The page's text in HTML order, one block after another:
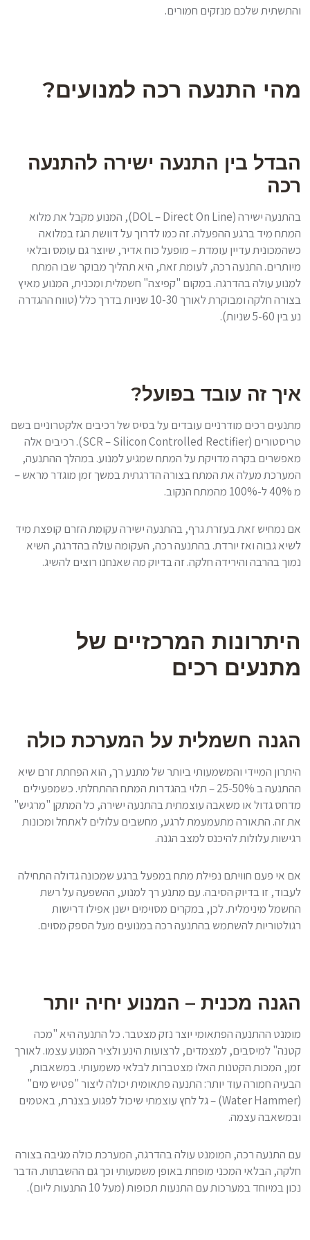
והתשתית שלכם מנזקים חמורים.
מהי התנעה רכה למנועים?
הבדל בין התנעה ישירה להתנעה
רכה
בהתנעה ישירה (DOL – Direct On Line), המנוע מקבל את מלוא
המתח מיד ברגע ההפעלה. זה כמו לדרוך על דוושת הגז במלואה
כשהמכונית עדיין עומדת – מופעל כוח אדיר, שיוצר גם עומס ובלאי
מיותרים. התנעה רכה, לעומת זאת, היא תהליך מבוקר שבו המתח
למנוע עולה בהדרגה. במקום "קפיצה" חשמלית ומכנית, המנוע מאיץ
בצורה חלקה ומבוקרת לאורך 10-30 שניות בדרך כלל (טווח ההגדרה
נע בין 5-60 שניות).
איך זה עובד בפועל?
מתנעים רכים מודרניים עובדים על בסיס של רכיבים אלקטרוניים בשם
טריסטורים (SCR – Silicon Controlled Rectifier). רכיבים אלה
מאפשרים בקרה מדויקת על המתח שמגיע למנוע. במהלך ההתנעה,
המערכת מעלה את המתח בצורה הדרגתית במשך זמן מוגדר מראש –
מ 40% ל-100% מהמתח הנקוב.
אם נמחיש זאת בעזרת גרף, בהתנעה ישירה עקומת הזרם קופצת מיד
לשיא גבוה ואז יורדת. בהתנעה רכה, העקומה עולה בהדרגה, השיא
נמוך בהרבה והירידה חלקה. זה בדיוק מה שאנחנו רוצים להשיג.
היתרונות המרכזיים של
מתנעים רכים
הגנה חשמלית על המערכת כולה
היתרון המיידי והמשמעותי ביותר של מתנע רך, הוא הפחתת זרם שיא
ההתנעה ב 25-50% – תלוי בהגדרות המתח ההתחלתי. כשמפעילים
מדחס גדול או משאבה עוצמתית בהתנעה ישירה, כל המתקן "מרגיש"
את זה. התאורה מתעמעמת לרגע, מחשבים עלולים לאתחל ומכונות
רגישות עלולות להיכנס למצב הגנה.
אם אי פעם חוויתם נפילת מתח במפעל ברגע שמכונה גדולה התחילה
לעבוד, זו בדיוק הסיבה. עם מתנע רך למנוע, ההשפעה על רשת
החשמל מינימלית. לכן, במקרים מסוימים ישנן אפילו דרישות
רגולטוריות להשתמש בהתנעה רכה במנועים מעל הספק מסוים.
הגנה מכנית – המנוע יחיה יותר
מומנט ההתנעה הפתאומי יוצר נזק מצטבר. כל התנעה היא "מכה
קטנה" למיסבים, למצמדים, לרצועות הינע ולציר המנוע עצמו. לאורך
זמן, המכות הקטנות האלו מצטברות לבלאי משמעותי. במשאבות,
הבעיה חמורה עוד יותר: התנעה פתאומית יכולה ליצור "פטיש מים"
(Water Hammer) – גל לחץ עוצמתי שיכול לפגוע בצנרת, באטמים
ובמשאבה עצמה.
עם התנעה רכה, המומנט עולה בהדרגה, המערכת כולה מגיבה בצורה
חלקה, הבלאי המכני מופחת באופן משמעותי וכך גם ההשבתות. הדבר
נכון במיוחד במערכות עם התנעות תכופות (מעל 10 התנעות ליום).